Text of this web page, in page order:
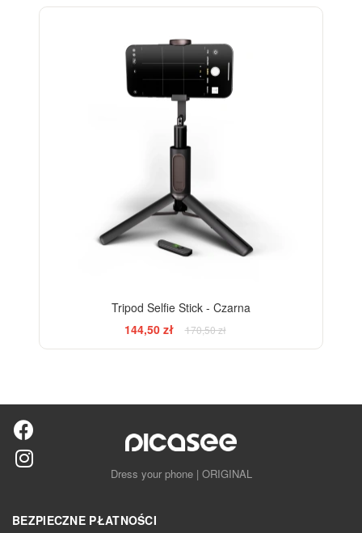
Tripod Selfie Stick - Czarna
144,50 zł
170,50 zł
Dress your phone | ORIGINAL
BEZPIECZNE PŁATNOŚCI